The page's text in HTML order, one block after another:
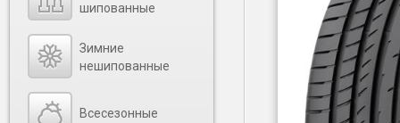
шипованные
Зимние
нешипованные
Всесезонные